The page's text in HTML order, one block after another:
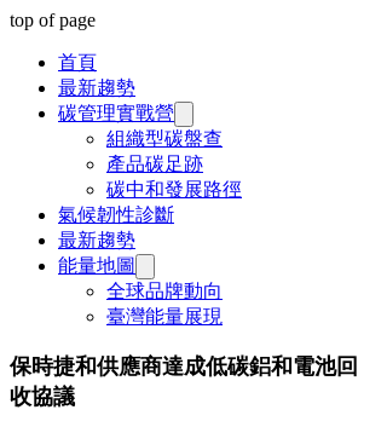
top of page
首頁
最新趨勢
碳管理實戰營
組織型碳盤查
產品碳足跡
碳中和發展路徑
氣候韌性診斷
最新趨勢
能量地圖
全球品牌動向
臺灣能量展現
保時捷和供應商達成低碳鋁和電池回
收協議